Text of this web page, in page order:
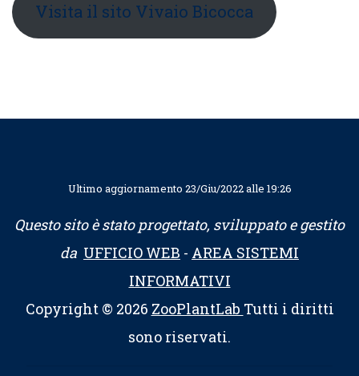
Visita il sito Vivaio Bicocca
Ultimo aggiornamento 23/Giu/2022 alle 19:26
Questo sito è stato progettato, sviluppato e gestito
da UFFICIO WEB - AREA SISTEMI
INFORMATIVI
Copyright © 2026 ZooPlantLab Tutti i diritti
sono riservati.